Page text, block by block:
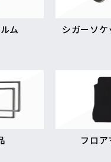
ム シガーソ
フロア